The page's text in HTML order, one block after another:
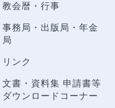
教会暦・行事
事務局・出版局・年金
局
リンク
文書・資料集 申請書等
ダウンロードコーナー